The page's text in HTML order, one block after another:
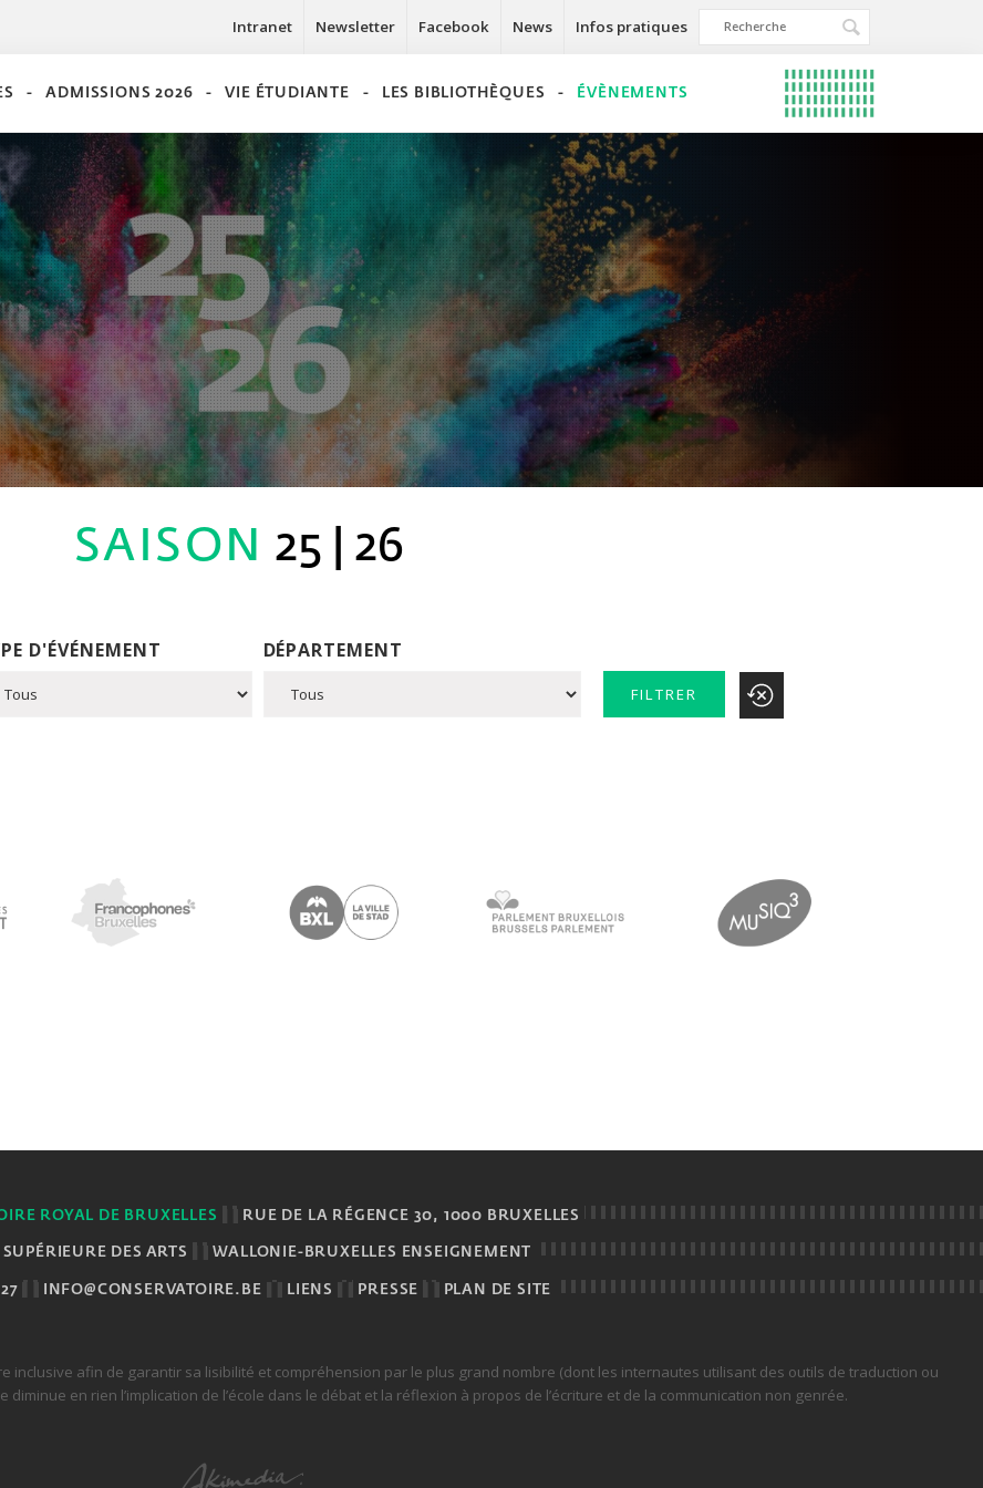
Intranet Newsletter Facebook News Infos pratiques
ADMISSIONS 2026 VIE ÉTUDIANTE LES BIBLIOTHÈQUES ÉVÈNEMENTS
SAISON 25 | 26
D'ÉVÉNEMENT DÉPARTEMENT
FILTRER
ROYAL DE BRUXELLES RUE DE LA RÉGENCE 30, 1000 BRUXELLES
SUPÉRIEURE DES ARTS WALLONIE-BRUXELLES ENSEIGNEMENT
INFO@CONSERVATOIRE.BE LIENS PRESSE PLAN DE SITE
inclusive afin de garantir sa lisibilité et compréhension par le plus grand nombre (dont les internautes utilisant des outils de traduction ou
en rien l’implication de l’école dans le débat et la réflexion à propos de l’écriture et de la communication non genrée.